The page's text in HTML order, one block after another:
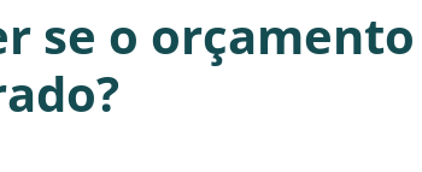
se o orçamento